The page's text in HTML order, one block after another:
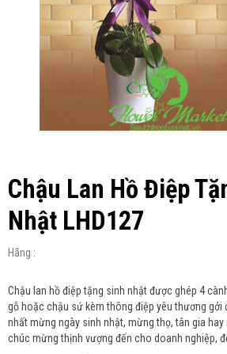
Chậu Lan Hồ Điệp
Nhật LHD127
Hãng :
Chậu lan hồ điệp tặng sinh nhật được ghép 4
gỗ hoặc chậu sứ kèm thông điệp yêu thương gởi
nhất mừng ngày sinh nhật, mừng thọ, tân gia
chúc mừng thịnh vượng đến cho doanh nghiệp,